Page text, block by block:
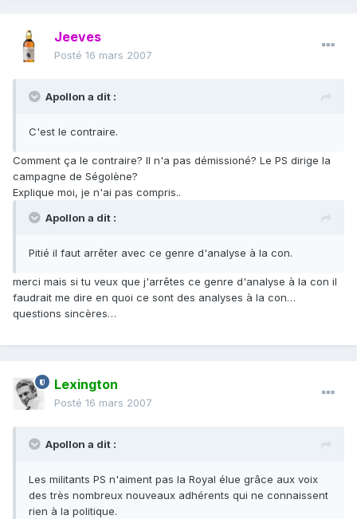
Jeeves
Posté 16 mars 2007
Apollon a dit :
C'est le contraire.
Comment ça le contraire? Il n'a pas démissioné? Le PS dirige la
campagne de Ségolène?
Explique moi, je n'ai pas compris..
Apollon a dit :
Pitié il faut arrêter avec ce genre d'analyse à la con.
merci mais si tu veux que j'arrêtes ce genre d'analyse à la con il
faudrait me dire en quoi ce sont des analyses à la con…
questions sincères…
Lexington
Posté 16 mars 2007
Apollon a dit :
Les militants PS n'aiment pas la Royal élue grâce aux voix
des très nombreux nouveaux adhérents qui ne connaissent
rien à la politique.